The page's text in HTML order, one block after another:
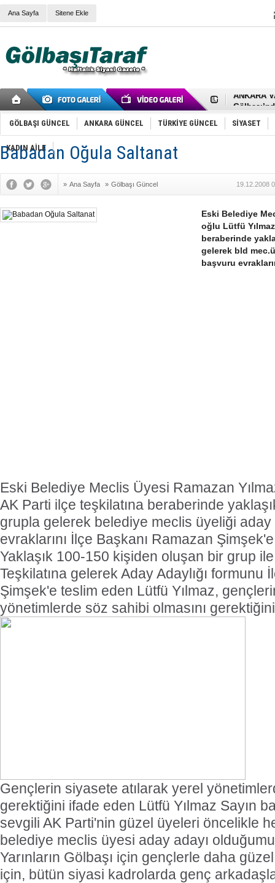
Ana Sayfa Sitene Ekle
Cemal
Samet
FAİZ
Mikail
Gölbaşı
GÖLBAŞI GÜNCEL ANKARA GÜNCEL TÜRKİYE GÜNCEL SİYASET
KADIN AİLE
Babadan Oğula Saltanat
» Ana Sayfa » Gölbaşı Güncel 19.12.2008
Eski Belediye
oğlu Lütfü
beraberinde
gelerek bld
başvuru
Eski Belediye Meclis Üyesi Ramazan
AK Parti ilçe teşkilatına beraberinde
grupla gelerek belediye meclis üyeliği aday
evraklarını İlçe Başkanı Ramazan
Yaklaşık 100-150 kişiden oluşan bir grup
Teşkilatına gelerek Aday Adaylığı formunu
Şimşek'e teslim eden Lütfü Yılmaz,
yönetimlerde söz sahibi olmasını
Gençlerin siyasete atılarak yerel
gerektiğini ifade eden Lütfü Yılmaz Sayın
sevgili AK Parti'nin güzel üyeleri öncelikle
belediye meclis üyesi aday adayı
Yarınların Gölbaşı için gençlerle daha
için, bütün siyasi kadrolarda genç